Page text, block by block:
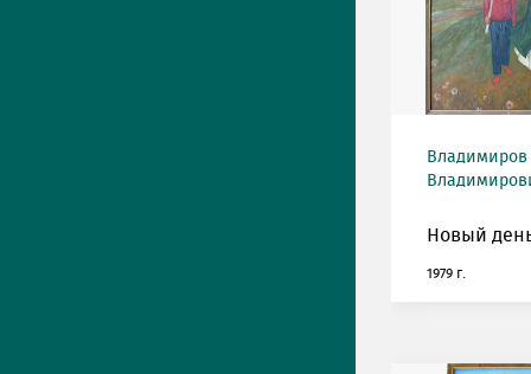
Новый
1979 г.